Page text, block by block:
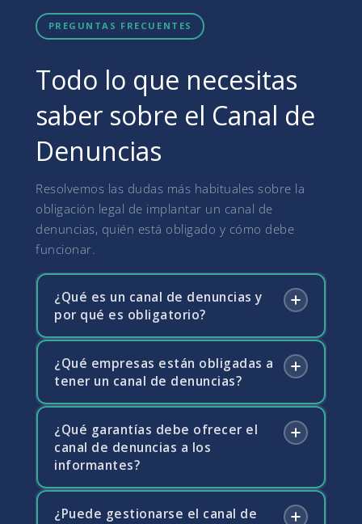
PREGUNTAS FRECUENTES
Todo lo que necesitas
saber sobre el Canal de
Denuncias
Resolvemos las dudas más habituales sobre la
obligación legal de implantar un canal de
denuncias, quién está obligado y cómo debe
funcionar.
¿Qué es un canal de denuncias y
por qué es obligatorio?
El canal de denuncias es un sistema interno
que permite a empleados, proveedores y
otros grupos de interés comunicar de forma
confidencial posibles irregularidades o
incumplimientos legales en la empresa. La
Ley 2/2023 de protección de las personas
que informen sobre infracciones normativas
(trasposición de la Directiva Whistleblowing)
¿Qué empresas están obligadas a
tener un canal de denuncias?
Desde el 1 de diciembre de 2023 están
obligadas todas las empresas con 50 o más
trabajadores, todos los partidos políticos,
sindicatos y asociaciones empresariales que
reciban fondos públicos, y todas las
¿Qué garantías debe ofrecer el
canal de denuncias a los
informantes?
La Ley 2/2023 exige que el canal garantice la
¿Puede gestionarse el canal de